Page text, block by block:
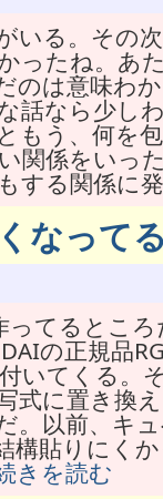
いる。その
ったね。あ
のは意味わ
話なら少し
もう、何を
関係をいっ
する関係に
なって
ってるとこ
の正規品
いてくる。
式に置き換
。以前、キ
構貼りにく
きを読む